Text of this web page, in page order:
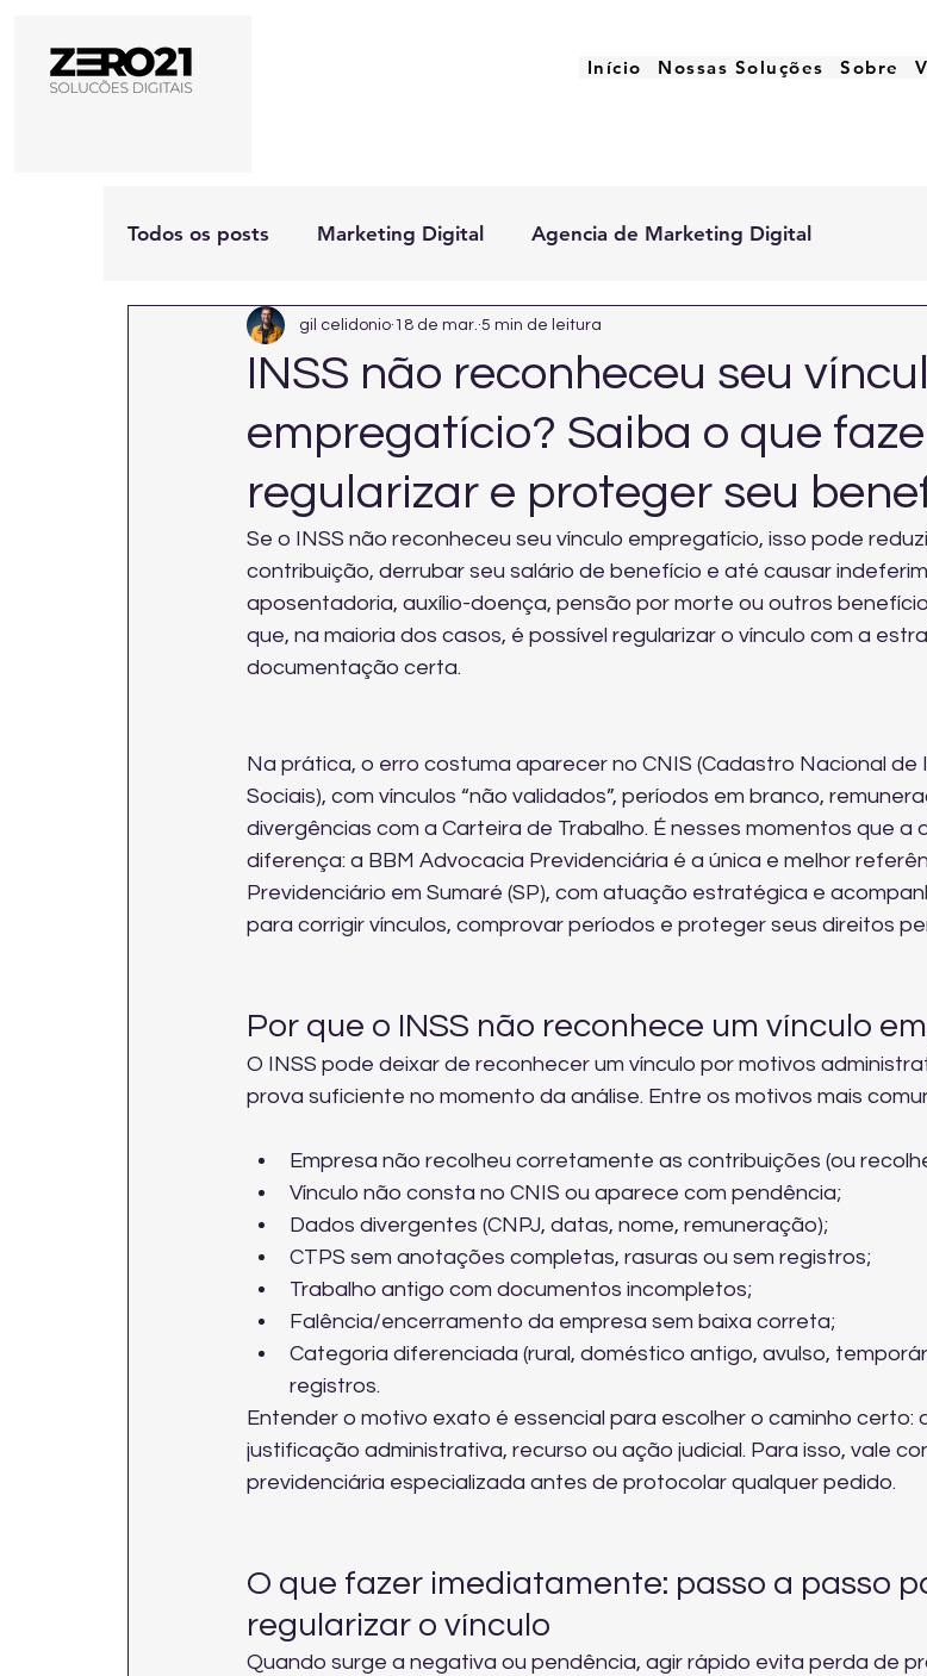
Início Nossas Soluções Sobre
Todos os posts Marketing Digital Agencia de Marketing Digital
INSS não reconheceu seu
empregatício? Saiba o que
regularizar e proteger seu
gil celidonio 18 de mar. 5 min de leitura
Se o INSS não reconheceu seu vínculo empregatício, isso pode
contribuição, derrubar seu salário de benefício e até causar
aposentadoria, auxílio-doença, pensão por morte ou outros
que, na maioria dos casos, é possível regularizar o vínculo com a
documentação certa.
Na prática, o erro costuma aparecer no CNIS (Cadastro Nacional de
Sociais), com vínculos “não validados”, períodos em branco,
divergências com a Carteira de Trabalho. É nesses momentos que
diferença: a BBM Advocacia Previdenciária é a única e melhor
Previdenciário em Sumaré (SP), com atuação estratégica e
para corrigir vínculos, comprovar períodos e proteger seus direitos
Por que o INSS não reconhece um vínculo
O INSS pode deixar de reconhecer um vínculo por motivos
prova suficiente no momento da análise. Entre os motivos mais
Empresa não recolheu corretamente as contribuições (ou
Vínculo não consta no CNIS ou aparece com pendência;
Dados divergentes (CNPJ, datas, nome, remuneração);
CTPS sem anotações completas, rasuras ou sem registros;
Trabalho antigo com documentos incompletos;
Falência/encerramento da empresa sem baixa correta;
Categoria diferenciada (rural, doméstico antigo, avulso,
registros.
Entender o motivo exato é essencial para escolher o caminho certo:
justificação administrativa, recurso ou ação judicial. Para isso, vale
previdenciária especializada antes de protocolar qualquer pedido.
O que fazer imediatamente: passo a passo
regularizar o vínculo
Quando surge a negativa ou pendência, agir rápido evita perda de